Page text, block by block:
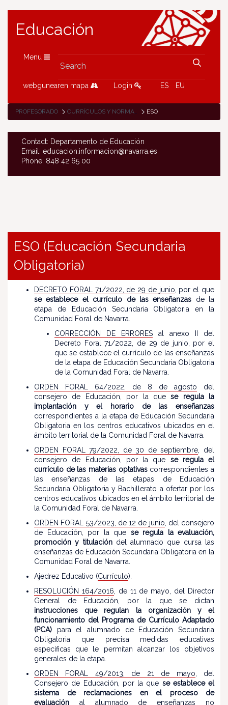
Educación
Menu
webgunearen mapa Login ES EU
PROFESORADO CURRÍCULOS Y NORMATIVA ESO
Contact: Departamento de Educación
Email: educacion.informacion@navarra.es
Phone: 848 42 65 00
ESO (Educación Secundaria
Obligatoria)
DECRETO FORAL 71/2022, de 29 de junio , por el que
se establece el currículo de las enseñanzas de la
etapa de Educación Secundaria Obligatoria en la
Comunidad Foral de Navarra.
CORRECCIÓN DE ERRORES al anexo II del
Decreto Foral 71/2022, de 29 de junio, por el
que se establece el currículo de las enseñanzas
de la etapa de Educación Secundaria Obligatoria
de la Comunidad Foral de Navarra.
ORDEN FORAL 64/2022, de 8 de agosto del
consejero de Educación, por la quese regula la
implantación y el horario de las enseñanzas
correspondientes a la etapa de Educación Secundaria
Obligatoria en los centros educativos ubicados en el
ámbito territorial de la Comunidad Foral de Navarra.
ORDEN FORAL 79/2022, de 30 de septiembre , del
consejero de Educación, por la que se regula el
currículo de las materias optativascorrespondientes a
las enseñanzas de las etapas de Educación
Secundaria Obligatoria y Bachillerato a ofertar por los
centros educativos ubicados en el ámbito territorial de
la Comunidad Foral de Navarra.
ORDEN FORAL 53/2023, de 12 de junio , del consejero
de Educación, por la que se regula la evaluación,
promoción y titulacióndel alumnado que cursa las
enseñanzas de Educación Secundaria Obligatoria en la
Comunidad Foral de Navarra.
Ajedrez Educativo (Currículo).
RESOLUCIÓN 164/2016 , de 11 de mayo, del Director
General de Educación, por la que se dictan
instrucciones que regulan la organización y el
funcionamiento del Programa de Currículo Adaptado
(PCA) para el alumnado de Educación Secundaria
Obligatoria que precisa medidas educativas
específicas que le permitan alcanzar los objetivos
generales de la etapa.
ORDEN FORAL 49/2013, de 21 de mayo , del
Consejero de Educación, por la que se establece el
sistema de reclamaciones en el proceso de
evaluación al alumnado de enseñanzas no